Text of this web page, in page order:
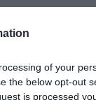
of your
the below opt-out
is processed
την
2.000
σύλληψη